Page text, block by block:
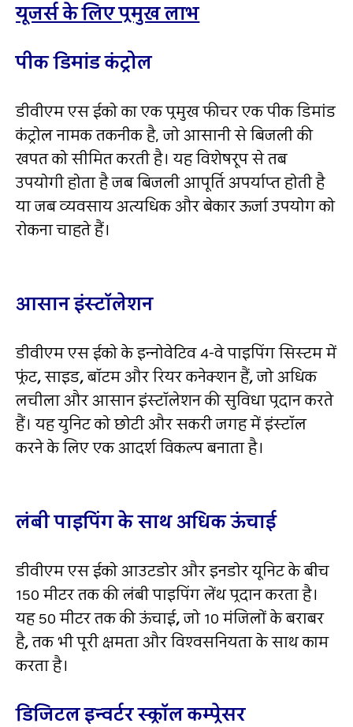
यूजर्स के लिए प्रमुख लाभ
पीक डिमांड कंट्रोल
डीवीएम एस ईको का एक प्रमुख फीचर एक पीक डिमांड
कंट्रोल नामक तकनीक है, जो आसानी से बिजली की
खपत को सीमित करती है। यह विशेषरूप से तब
उपयोगी होता है जब बिजली आपूर्ति अपर्याप्‍त होती है
या जब व्‍यवसाय अत्‍यधिक और बेकार ऊर्जा उपयोग को
रोकना चाहते हैं।
आसान इंस्‍टॉलेशन
डीवीएम एस ईको के इन्‍नोवेटिव 4-वे पाइपिंग सिस्‍टम में
फ्रंट,साइड,बॉटम और रियर कनेक्‍शन हैं,जो अधिक
लचीला और आसान इंस्‍टॉलेशन की सुविधा प्रदान करते
हैं। यह युनिट को छोटी और सकरी जगह में इंस्‍टॉल
करने के लिए एक आदर्श विकल्‍प बनाता है।
लंबी पाइपिंग के साथ अधिक ऊंचाई
डीवीएम एस ईको आउटडोर और इनडोर यूनिट के बीच
150 मीटर तक की लंबी पाइपिंग लेंथ प्रदान करता है।
यह 50 मीटर तक की ऊंचाई,जो 10 मंजिलों के बराबर
है,तक भी पूरी क्षमता और विश्‍वसनियता के साथ काम
करता है।
डिजिटल इन्‍वर्टर स्‍क्रॉल कम्‍प्रेसर